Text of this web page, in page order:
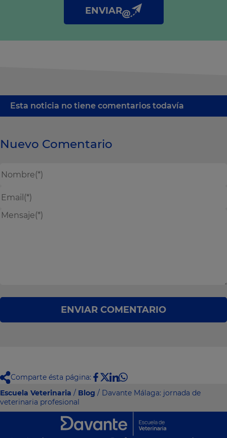
ENVIAR
Esta noticia no tiene comentarios todavía
Nuevo Comentario
ENVIAR COMENTARIO
Comparte ésta página:
Escuela Veterinaria / Blog / Davante Málaga: jornada de
veterinaria profesional